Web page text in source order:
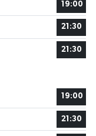
19:00
21:30
21:30
19:00
21:30